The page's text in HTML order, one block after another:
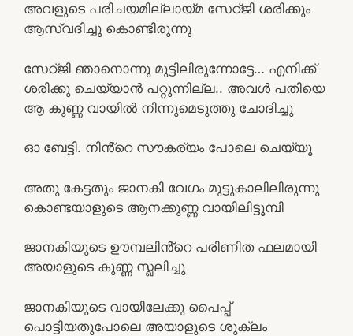
അവളുടെ പരിചയമില്ലായ്മ സേഠ്ജി ശരിക്കും
ആസ്വദിച്ചു കൊണ്ടിരുന്നു
സേഠ്ജി ഞാനൊന്നു മുട്ടിലിരുന്നോട്ടേ… എനിക്ക്
ശരിക്കു ചെയ്യാൻ പറ്റുന്നില്ല.. അവൾ പതിയെ
ആ കുണ്ണ വായിൽ നിന്നുമെടുത്തു ചോദിച്ചു
ഓ ബേട്ടി. നിൻ്റെ സൗകര്യം പോലെ ചെയ്യൂ
അതു കേട്ടതും ജാനകി വേഗം മുട്ടുകാലിലിരുന്നു
കൊണ്ടയാളുടെ ആനക്കുണ്ണ വായിലിട്ടൂമ്പി
ജാനകിയുടെ ഊമ്പലിൻ്റെ പരിണിത ഫലമായി
അയാളുടെ കുണ്ണ സ്ഖലിച്ചു
ജാനകിയുടെ വായിലേക്കു പൈപ്പ്
പൊട്ടിയതുപോലെ അയാളുടെ ശുക്ലം